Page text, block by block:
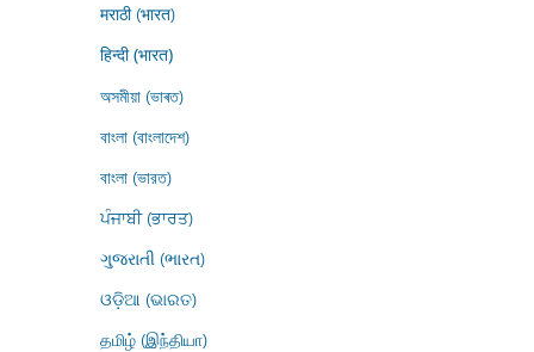
मराठी (भारत)
हिन्दी (भारत)
অসমীয়া (ভাৰত)
বাংলা (বাংলাদেশ)
বাংলা (ভারত)
ਪੰਜਾਬੀ (ਭਾਰਤ)
ગુજરાતી (ભારત)
ଓଡ଼ିଆ (ଭାରତ)
தமிழ் (இந்தியா)